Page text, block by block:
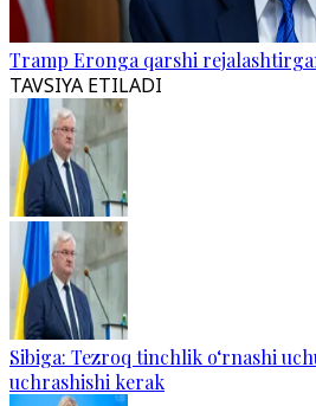
Tramp Eronga qarshi
TAVSIYA ETILADI
Sibiga: Tezroq tinchlik o‘rnashi
uchrashishi kerak